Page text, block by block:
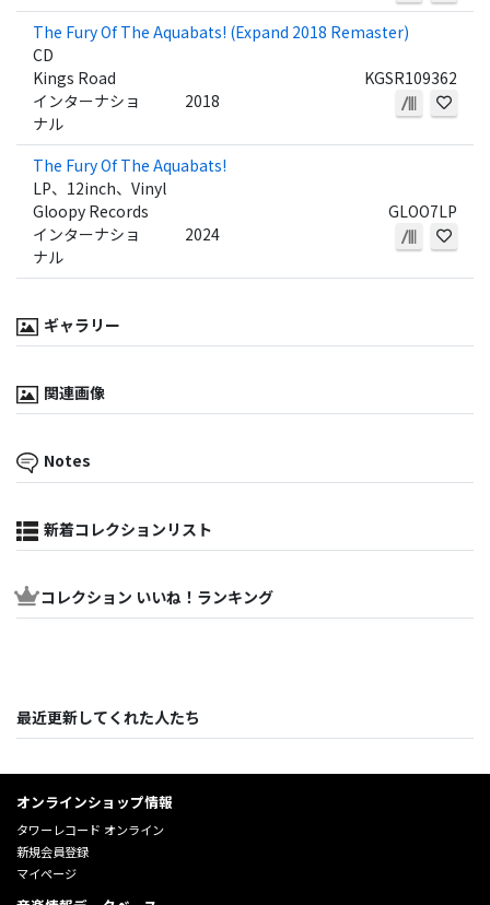
The Fury Of The Aquabats! (Expand 2018 Remaster)
CD
Kings Road
KGSR109362
インターナショ
ナル
2018
The Fury Of The Aquabats!
LP、12inch、Vinyl
Gloopy Records
GLOO7LP
インターナショ
ナル
2024
ギャラリー
関連画像
Notes
新着コレクションリスト
コレクション いいね！ランキング
最近更新してくれた人たち
オンラインショップ情報
タワーレコード オンライン
新規会員登録
マイページ